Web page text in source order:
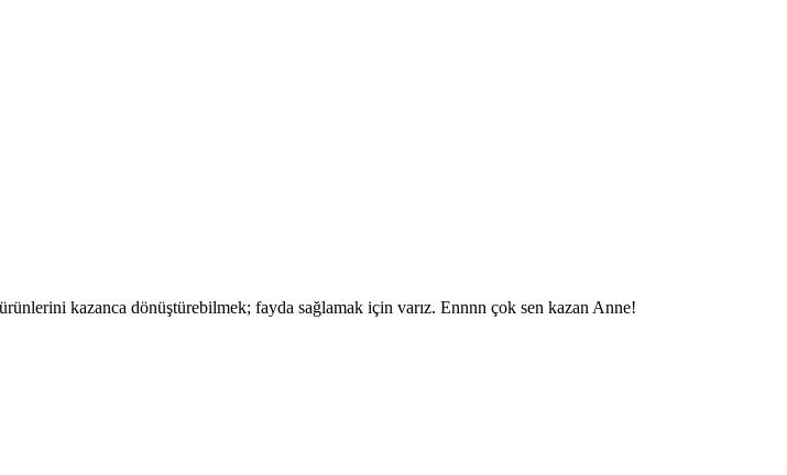
kazanca dönüştürebilmek; fayda sağlamak için varız. Ennnn çok sen kazan Anne!